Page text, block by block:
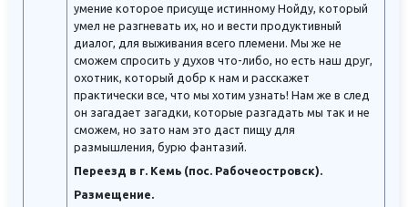
умение которое присуще истинному Нойду, который
умел не разгневать их, но и вести продуктивный
диалог, для выживания всего племени. Мы же не
сможем спросить у духов что-либо, но есть наш друг,
охотник, который добр к нам и расскажет
практически все, что мы хотим узнать! Нам же в след
он загадает загадки, которые разгадать мы так и не
сможем, но зато нам это даст пищу для
размышления, бурю фантазий.
Переезд в г. Кемь (пос. Рабочеостровск).
Размещение.